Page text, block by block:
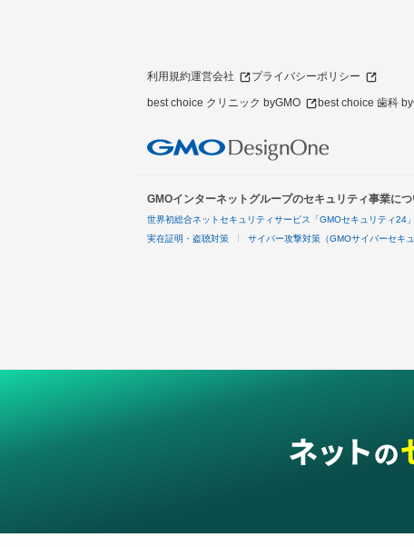
利用規約運営会社 プライバシーポリシー
best choice クリニック byGMO best choice 歯科
GMOインターネットグループのセキュリティ事業につ
世界初総合ネットセキュリティサービス「GMOセキュリティ24」
実在証明・盗聴対策 サイバー攻撃対策（GMOサイバーセキ